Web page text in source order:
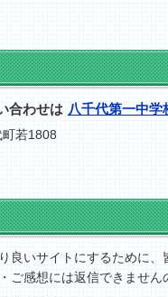
合わせは 八千代第一中学
若1808
良いサイトにするために
ご感想には返信できません